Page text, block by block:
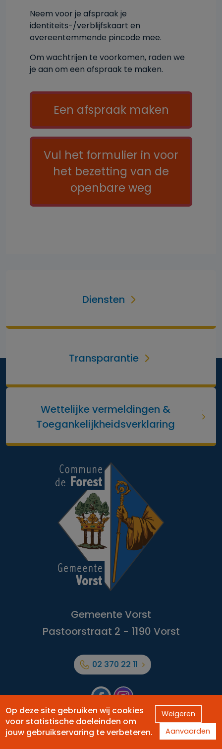
Neem voor je afspraak je
identiteits-/verblijfskaart en
overeentemmende pincode mee.
Om wachtrijen te voorkomen, raden we
je aan om een afspraak te maken.
Call to action
Een afspraak maken
Vul het formulier in voor
het bezetting van de
openbare weg
Diensten
Transparantie
Wettelijke vermeldingen &
Toegankelijkheidsverklaring
Gemeente Vorst
Pastoorstraat 2 - 1190 Vorst
02 370 22 11
Facebook
Forest
Officiële website van de Gemeente Vorst -
Caravane media
Op deze site gebruiken wij cookies
voor statistische doeleinden om
jouw gebruikservaring te verbeteren.
Weigeren
Aanvaarden